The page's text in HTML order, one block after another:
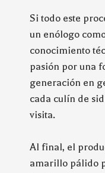
Si todo este
un enólogo
conocimiento
pasión por una
generación en
cada culín de
visita.
Al final, el
amarillo pálido